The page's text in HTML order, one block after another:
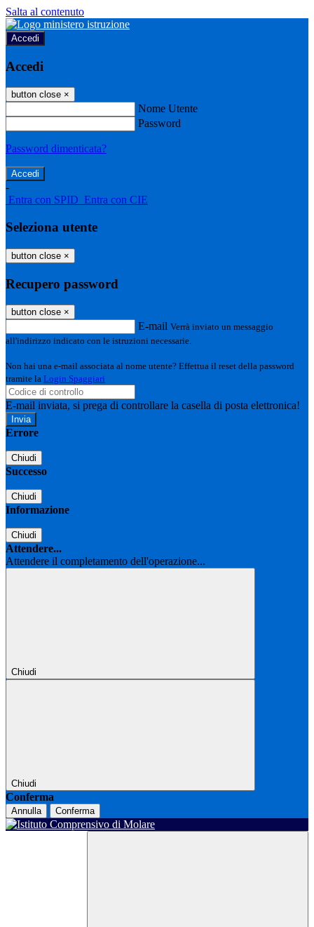
Salta al contenuto
Accedi
Accedi
button close ×
Nome Utente
Password
Password dimenticata?
-
Entra con SPID Entra con CIE
Seleziona utente
button close ×
Recupero password
button close ×
E-mail Verrà inviato un messaggio
all'indirizzo indicato con le istruzioni necessarie.
Non hai una e-mail associata al nome utente? Effettua il reset della password
tramite la Login Spaggiari
E-mail inviata, si prega di controllare la casella di posta elettronica!
Errore
Chiudi
Successo
Chiudi
Informazione
Chiudi
Attendere...
Attendere il completamento dell'operazione...
Chiudi
Chiudi
Conferma
Annulla Conferma